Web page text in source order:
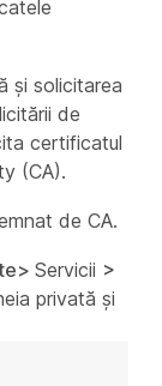
și solicitarea
de
certificatul
(CA).
de CA.
Servicii >
privată și